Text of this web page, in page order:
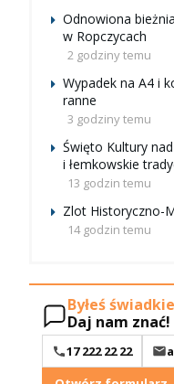
Odnowiona
w Ropczycach
2 godziny temu
Wypadek na A4 i
ranne
3 godziny temu
Święto Kultury
i łemkowskie
13 godzin temu
Zlot Historyczno-
14 godzin temu
Byłeś
Daj nam znać!
17 222 22 22